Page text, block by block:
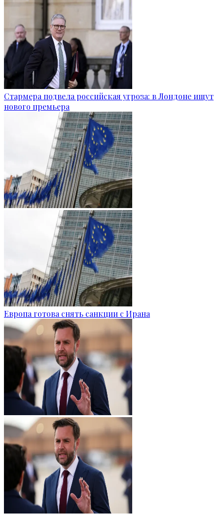
Стармера подвела российская угроза: в Лондоне ищут
нового премьера
Европа готова снять санкции с Ирана